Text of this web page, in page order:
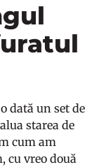
dată un set de
starea de
cum am
cu vreo două